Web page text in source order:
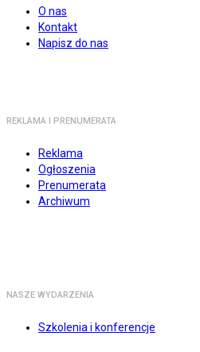
O nas
Kontakt
Napisz do nas
REKLAMA I PRENUMERATA
Reklama
Ogłoszenia
Prenumerata
Archiwum
NASZE WYDARZENIA
Szkolenia i konferencje